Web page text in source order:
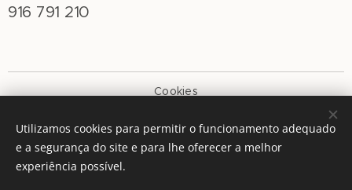
916 791 210
Cookies
Idiomas
Português
American English
Utilizamos cookies para permitir o funcionamento adequado
e a segurança do site e para lhe oferecer a melhor
experiência possível.